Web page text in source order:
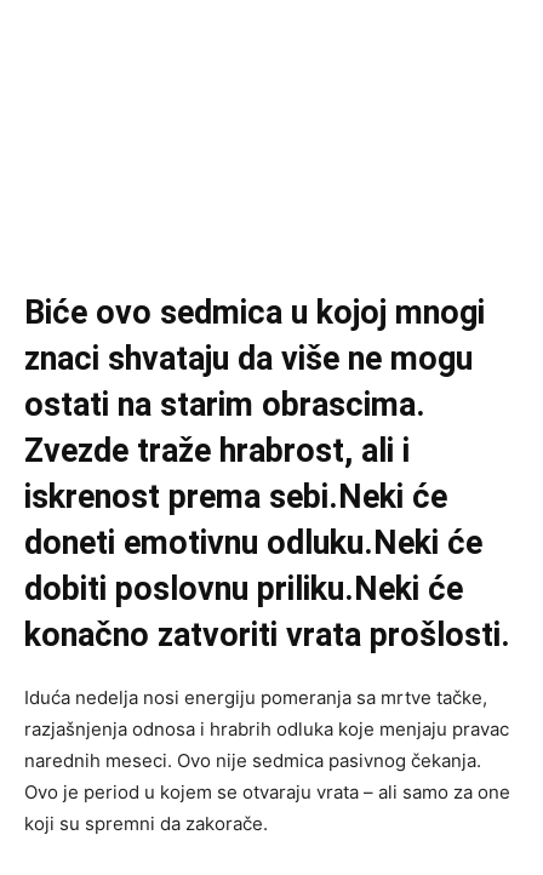
Biće ovo sedmica u kojoj mnogi
znaci shvataju da više ne mogu
ostati na starim obrascima.
Zvezde traže hrabrost, ali i
iskrenost prema sebi.Neki će
doneti emotivnu odluku.Neki će
dobiti poslovnu priliku.Neki će
konačno zatvoriti vrata prošlosti.
Iduća nedelja nosi energiju pomeranja sa mrtve tačke,
razjašnjenja odnosa i hrabrih odluka koje menjaju pravac
narednih meseci. Ovo nije sedmica pasivnog čekanja.
Ovo je period u kojem se otvaraju vrata – ali samo za one
koji su spremni da zakorače.